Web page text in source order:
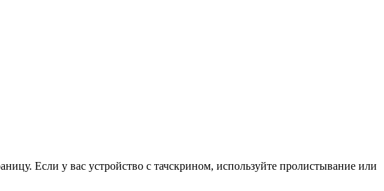
Если у вас устройство с тачскрином, используйте пролистывание или